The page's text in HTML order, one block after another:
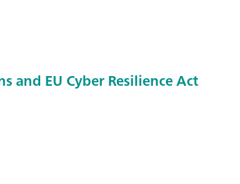
and EU Cyber Resilience Act